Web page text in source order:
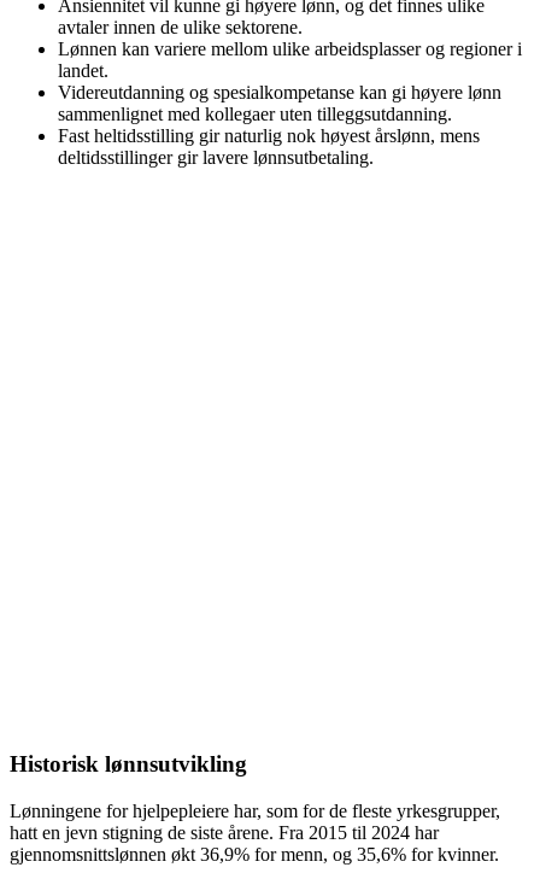
Ansiennitet vil kunne gi høyere lønn, og det finnes ulike
avtaler innen de ulike sektorene.
Lønnen kan variere mellom ulike arbeidsplasser og regioner i
landet.
Videreutdanning og spesialkompetanse kan gi høyere lønn
sammenlignet med kollegaer uten tilleggsutdanning.
Fast heltidsstilling gir naturlig nok høyest årslønn, mens
deltidsstillinger gir lavere lønnsutbetaling.
Historisk lønnsutvikling
Lønningene forhjelpepleiere har, som for de fleste yrkesgrupper,
hatt en jevn stigning de siste årene. Fra 2015 til 2024 har
gjennomsnittslønnen økt 36,9% for menn, og 35,6% for kvinner.